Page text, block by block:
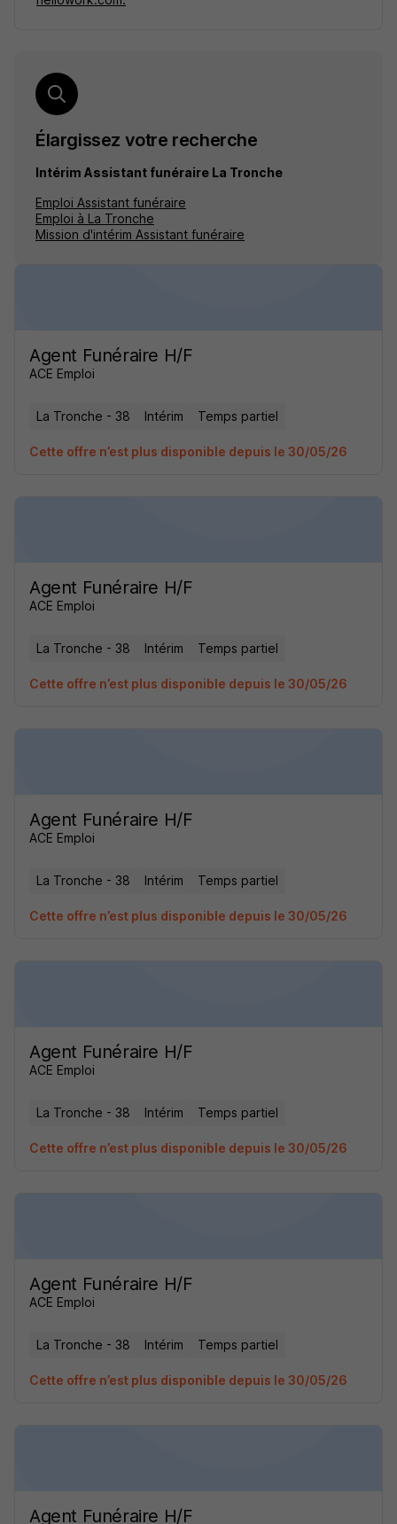
Élargissez votre recherche
Intérim Assistant funéraire La Tronche
Emploi Assistant funéraire
Emploi à La Tronche
Mission d'intérim Assistant funéraire
Agent Funéraire H/F
ACE Emploi
La Tronche - 38 Intérim Temps partiel
Cette offre n’est plus disponible depuis le 30/05/26
Agent Funéraire H/F
ACE Emploi
La Tronche - 38 Intérim Temps partiel
Cette offre n’est plus disponible depuis le 30/05/26
Agent Funéraire H/F
ACE Emploi
La Tronche - 38 Intérim Temps partiel
Cette offre n’est plus disponible depuis le 30/05/26
Agent Funéraire H/F
ACE Emploi
La Tronche - 38 Intérim Temps partiel
Cette offre n’est plus disponible depuis le 30/05/26
Agent Funéraire H/F
ACE Emploi
La Tronche - 38 Intérim Temps partiel
Cette offre n’est plus disponible depuis le 30/05/26
Agent Funéraire H/F